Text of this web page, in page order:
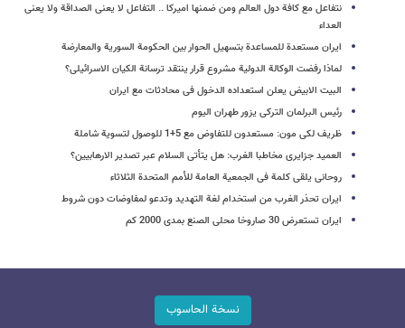
نتفاعل مع کافة دول العالم ومن ضمنها امیرکا .. التفاعل لا یعنی الصداقة ولا یعنی
العداء
ایران مستعدة للمساعدة بتسهیل الحوار بین الحکومة السوریة والمعارضة
لماذا رفضت الوکالة الدولیة مشروع قرار ینتقد ترسانة الکیان الاسرائیلی؟
البیت الابیض یعلن استعداده الدخول فی محادثات مع ایران
رئیس البرلمان الترکی یزور طهران الیوم
ظریف لکی مون: مستعدون للتفاوض مع 5+1 للوصول لتسویة شاملة
العمید جزایری مخاطبا الغرب: هل یتأتى السلام عبر تصدیر الارهابیین؟
روحانی یلقی کلمة فی الجمعیة العامة للأمم المتحدة الثلاثاء
ایران تحذر الغرب من استخدام لغة التهدید وتدعو لمفاوضات دون شروط
ایران تستعرض 30 صاروخا محلی الصنع بمدى 2000 کم
نسخة الحاسوب